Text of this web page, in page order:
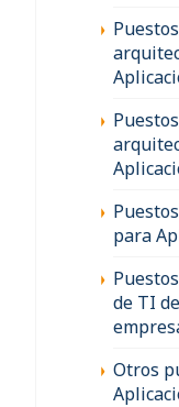
para
de TI
Otros